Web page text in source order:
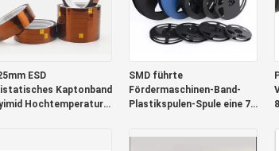
ESD
Kaptonband
Hochtemperatur
SMD führte
Fördermaschinen-Band-
Plastikspulen-Spule eine 7